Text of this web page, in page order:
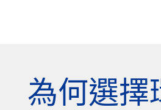
為何選擇